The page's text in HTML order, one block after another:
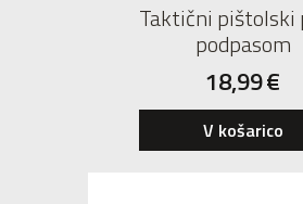
Taktični pištolski
podpasom
18,99€
V košarico